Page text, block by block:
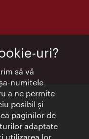
uri?
să vă
numitele
a ne permite
posibil şi
paginilor de
adaptate
utilizarea lor,